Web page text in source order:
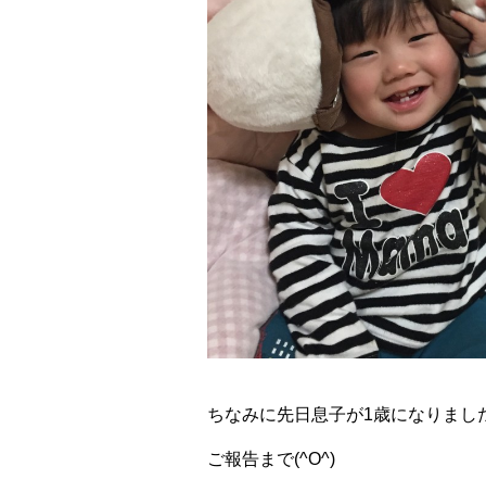
ちなみに先日息子が1歳になりまし
ご報告まで(^O^)